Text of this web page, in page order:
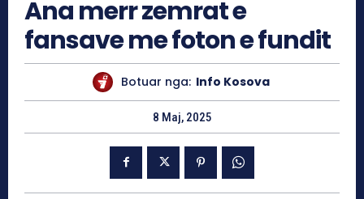
Ana merr zemrat e
fansave me foton e fundit
Botuar nga: Info Kosova
8 Maj, 2025